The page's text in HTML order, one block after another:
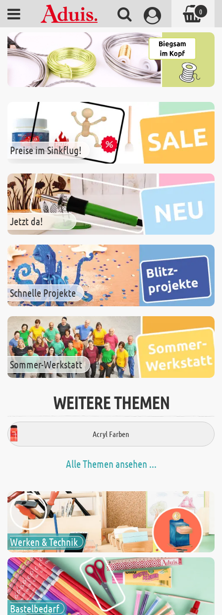
Preise im Sinkflug!
Jetzt da!
Schnelle Projekte
Sommer-Werkstatt
WEITERE THEMEN
Acryl Farben
Alle Themen ansehen ...
Werken & Technik
Bastelbedarf
0